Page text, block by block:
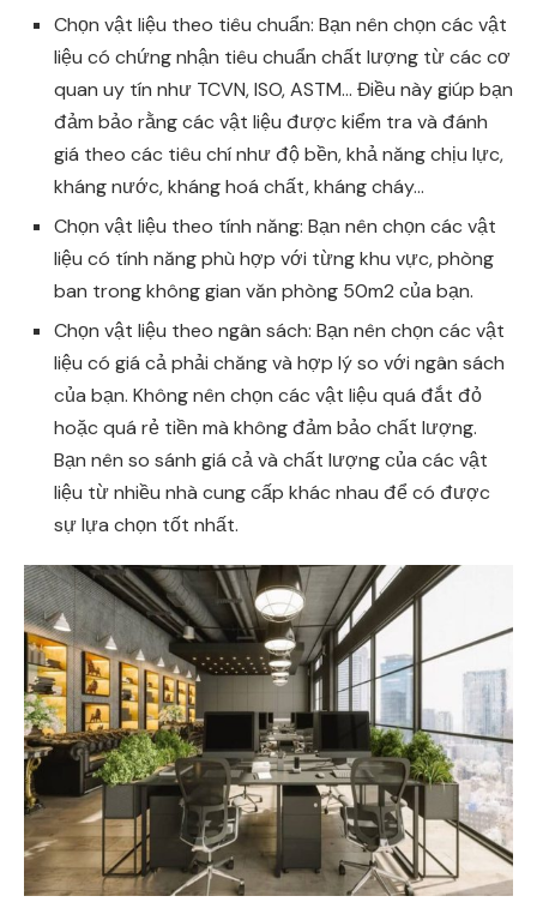
Chọn vật liệu theo tiêu chuẩn: Bạn nên chọn các vật
liệu có chứng nhận tiêu chuẩn chất lượng từ các cơ
quan uy tín như TCVN, ISO, ASTM… Điều này giúp bạn
đảm bảo rằng các vật liệu được kiểm tra và đánh
giá theo các tiêu chí như độ bền, khả năng chịu lực,
kháng nước, kháng hoá chất, kháng cháy…
Chọn vật liệu theo tính năng: Bạn nên chọn các vật
liệu có tính năng phù hợp với từng khu vực, phòng
ban trong không gian văn phòng 50m2 của bạn.
Chọn vật liệu theo ngân sách: Bạn nên chọn các vật
liệu có giá cả phải chăng và hợp lý so với ngân sách
của bạn. Không nên chọn các vật liệu quá đắt đỏ
hoặc quá rẻ tiền mà không đảm bảo chất lượng.
Bạn nên so sánh giá cả và chất lượng của các vật
liệu từ nhiều nhà cung cấp khác nhau để có được
sự lựa chọn tốt nhất.